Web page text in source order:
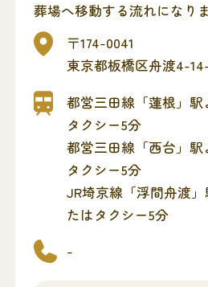
葬場へ移動する流れになりま
〒174-0041
東京都板橋区舟渡4-
都営三田線「蓮根」駅
タクシー5分
都営三田線「西台」駅
タクシー5分
JR埼京線「浮間舟渡
たはタクシー5分
-